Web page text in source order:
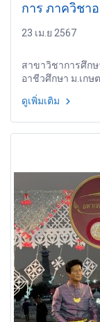
การ ภาควิชา
แข็งเสริมฐาน
23 เม.ย 2567
สาขาวิชาการศึก
อาชีวศึกษา ม.เก
ประกอบการมั่นคง-
ดูเพิ่มเติม